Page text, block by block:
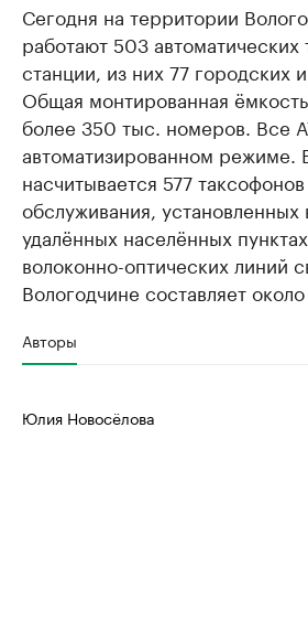
Сегодня на территории
работают 503
станции, из них 77 городских
Общая монтированная
более 350 тыс. номеров. Все
автоматизированном режиме.
насчитывается 577
обслуживания, установленных
удалённых населённых
волоконно-оптических линий
Вологодчине составляет
Авторы
Юлия Новосёлова